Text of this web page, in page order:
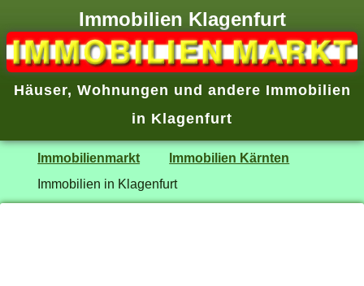
Immobilien Klagenfurt
Häuser, Wohnungen und andere Immobilien
in Klagenfurt
Immobilienmarkt
Immobilien Kärnten
Immobilien in Klagenfurt